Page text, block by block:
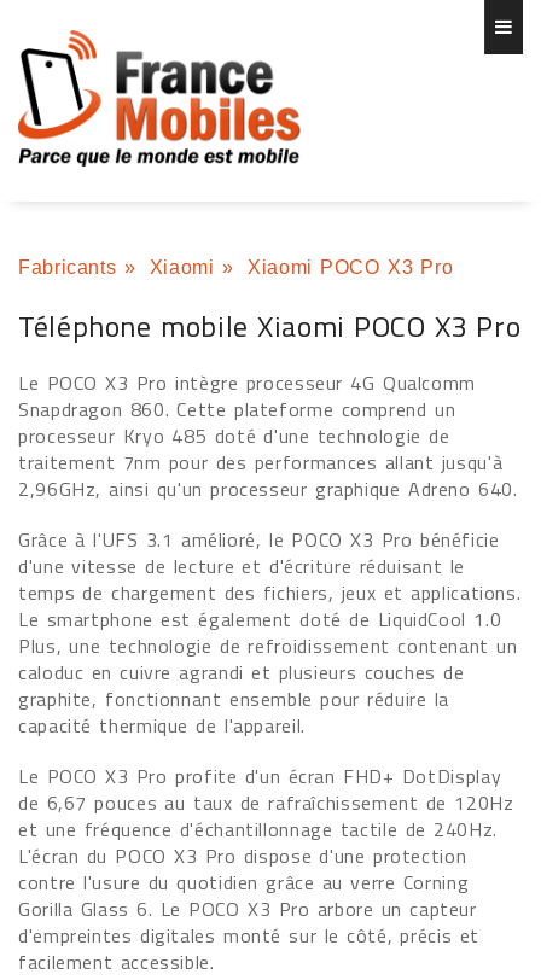
Fabricants » Xiaomi » Xiaomi POCO X3 Pro
Téléphone mobile Xiaomi POCO X3 Pro
Le POCO X3 Pro intègre processeur 4G Qualcomm
Snapdragon 860. Cette plateforme comprend un
processeur Kryo 485 doté d'une technologie de
traitement 7nm pour des performances allant jusqu'à
2,96GHz, ainsi qu'un processeur graphique Adreno 640.
Grâce à l'UFS 3.1 amélioré, le POCO X3 Pro bénéficie
d'une vitesse de lecture et d'écriture réduisant le
temps de chargement des fichiers, jeux et applications.
Le smartphone est également doté de LiquidCool 1.0
Plus, une technologie de refroidissement contenant un
caloduc en cuivre agrandi et plusieurs couches de
graphite, fonctionnant ensemble pour réduire la
capacité thermique de l'appareil.
Le POCO X3 Pro profite d'un écran FHD+ DotDisplay
de 6,67 pouces au taux de rafraîchissement de 120Hz
et une fréquence d'échantillonnage tactile de 240Hz.
L'écran du POCO X3 Pro dispose d'une protection
contre l'usure du quotidien grâce au verre Corning
Gorilla Glass 6. Le POCO X3 Pro arbore un capteur
d'empreintes digitales monté sur le côté, précis et
facilement accessible.